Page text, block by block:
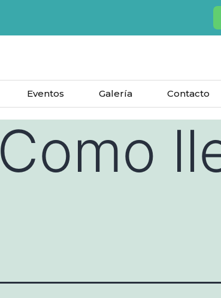
Eventos Galería Contacto
Como